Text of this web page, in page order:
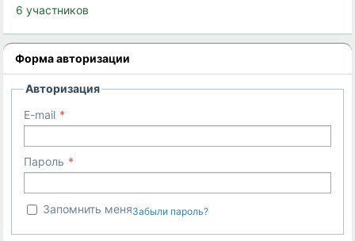
6 участников
Форма авторизации
Авторизация
E-mail
Пароль
Запомнить меняЗабыли пароль?